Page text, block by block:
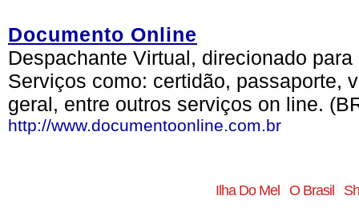
Documento Online
Despachante Virtual, direcionado
Serviços como: certidão, passaporte,
geral, entre outros serviços on line.
http://www.documentoonline.com.br
Ilha Do Mel O Brasil